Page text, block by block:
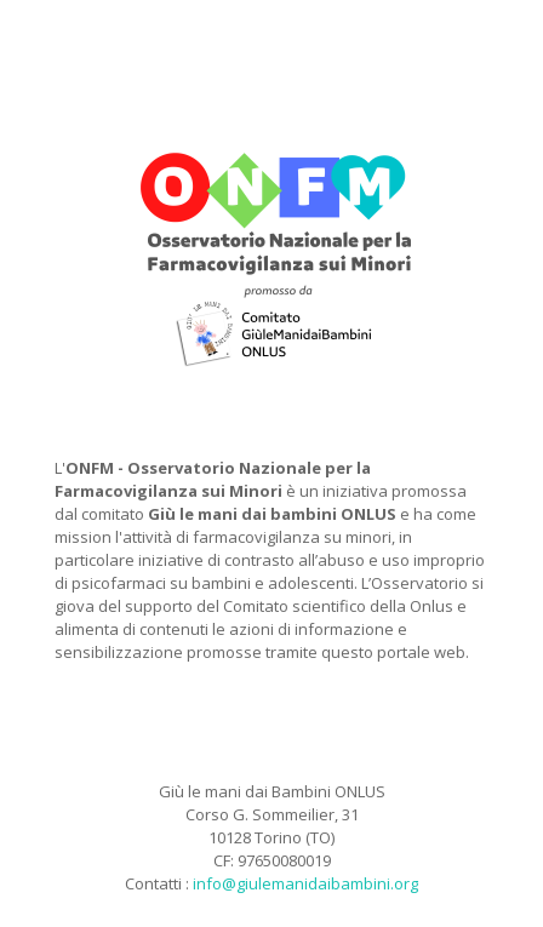
L'ONFM - Osservatorio Nazionale per la
Farmacovigilanza sui Minori è un iniziativa promossa
dal comitato Giù le mani dai bambini ONLUS e ha come
mission l'attività di farmacovigilanza su minori, in
particolare iniziative di contrasto all’abuso e uso improprio
di psicofarmaci su bambini e adolescenti. L’Osservatorio si
giova del supporto del Comitato scientifico della Onlus e
alimenta di contenuti le azioni di informazione e
sensibilizzazione promosse tramite questo portale web.
Giù le mani dai Bambini ONLUS
Corso G. Sommeilier, 31
10128 Torino (TO)
CF: 97650080019
Contatti : info@giulemanidaibambini.org